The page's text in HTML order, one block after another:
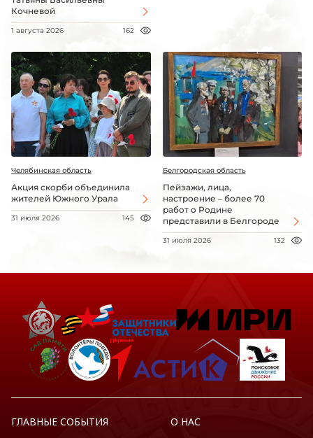
Кочневой
1 августа 2026 162
Челябинская область
Акция скорби объединила
жителей Южного Урала
31 июля 2026 145
Белгородская область
Пейзажи, лица,
настроение – более 70
работ о Родине
представили в Белгороде
31 июля 2026 132
ГЛАВНЫЕ СОБЫТИЯ О НАС